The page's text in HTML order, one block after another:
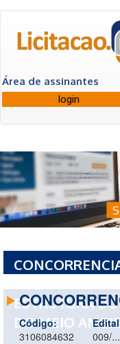
Área de assinantes
ESTRUTURA
DO MEIO
Código:
3106084632
009/...